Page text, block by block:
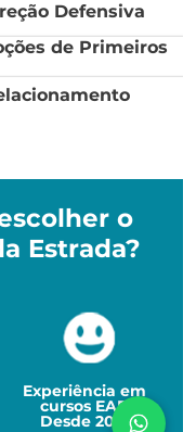
Defensiva
de Primeiros
o
Estrada?
Experiência em
cursos EAD
Desde 2019